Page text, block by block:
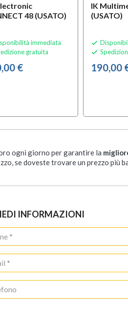
48 (USATO)
immediata
gratuita
€
IK
(USATO)


190,00
ogni giorno per garantire la
se doveste trovare un prezzo più
INFORMAZIONI